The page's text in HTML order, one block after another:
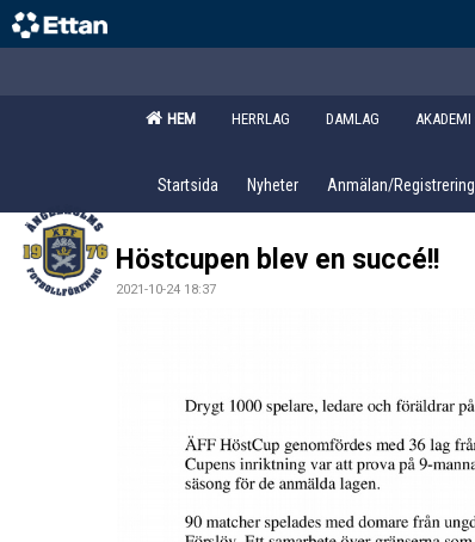
HEM HERRLAG DAMLAG AKADEMI
Startsida Nyheter Anmälan/Registrering
Höstcupen blev en succé!!
2021-10-24 18:37